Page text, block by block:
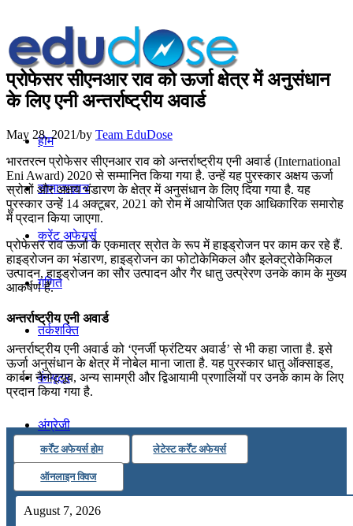
होम
सामान्यज्ञान
करेंट अफेयर्स
गणित
तर्कशक्ति
कंप्यूटर
अंग्रेजी
मॉक टेस्ट
टुडेज जीके
प्रोफेसर सीएनआर राव को ऊर्जा क्षेत्र में अनुसंधान
के लिए एनी अन्तर्राष्ट्रीय अवार्ड
May 28, 2021/by Team EduDose
भारतरत्न प्रोफेसर सीएनआर राव को अन्तर्राष्ट्रीय एनी अवार्ड (International
Eni Award) 2020 से सम्मानित किया गया है. उन्हें यह पुरस्कार अक्षय ऊर्जा
स्रोतों और अक्षय भंडारण के क्षेत्र में अनुसंधान के लिए दिया गया है. यह
पुरस्कार उन्हें 14 अक्टूबर, 2021 को रोम में आयोजित एक आधिकारिक समारोह
में प्रदान किया जाएगा.
प्रोफेसर राव ऊर्जा के एकमात्र स्रोत के रूप में हाइड्रोजन पर काम कर रहे हैं.
हाइड्रोजन का भंडारण, हाइड्रोजन का फोटोकेमिकल और इलेक्ट्रोकेमिकल
उत्पादन, हाइड्रोजन का सौर उत्पादन और गैर धातु उत्प्रेरण उनके काम के मुख्य
आकर्षण हैं.
अन्तर्राष्ट्रीय एनी अवार्ड
अन्तर्राष्ट्रीय एनी अवार्ड को ‘एनर्जी फ्रंटियर अवार्ड’ से भी कहा जाता है. इसे
ऊर्जा अनुसंधान के क्षेत्र में नोबेल माना जाता है. यह पुरस्कार धातु ऑक्साइड,
कार्बन नैनोट्यूब, अन्य सामग्री और द्विआयामी प्रणालियों पर उनके काम के लिए
प्रदान किया गया है.
कर्रेंट अफेयर्स होम लेटेस्ट कर्रेंट अफेयर्स
ऑनलाइन क्विज
August 7, 2026